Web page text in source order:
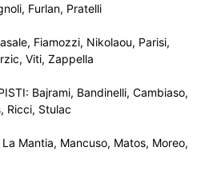
Furlan, Pratelli
Fiamozzi, Nikolaou, Parisi,
Viti, Zappella
Bajrami, Bandinelli, Cambiaso,
Ricci, Stulac
La Mantia, Mancuso, Matos, Moreo,